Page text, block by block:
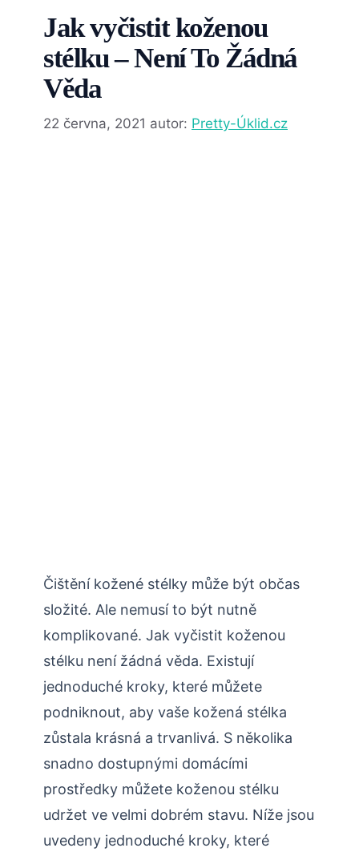
Jak vyčistit koženou
stélku – Není To Žádná
Věda
22 června, 2021 autor: Pretty-Úklid.cz
Čištění kožené stélky může být občas
složité. Ale nemusí to být nutně
komplikované. Jak vyčistit koženou
stélku není žádná věda. Existují
jednoduché kroky, které můžete
podniknout, aby vaše kožená stélka
zůstala krásná a trvanlivá. S několika
snadno dostupnými domácími
prostředky můžete koženou stélku
udržet ve velmi dobrém stavu. Níže jsou
uvedeny jednoduché kroky, které